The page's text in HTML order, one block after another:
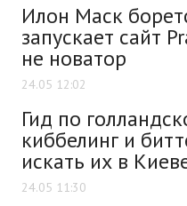
Илон Маск
запускает сайт
не новатор
24.05 12:02
Гид по
киббелинг и
искать их в
24.05 11:30